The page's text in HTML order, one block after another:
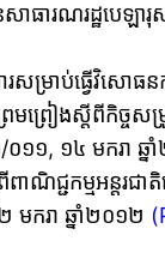
ៃសាធារណរដ្ឋបេ
ាប់ធ្វើវិសោធនកម្
ព្រៀងស្តីពីកិច្ចសម្
១១, ១៤ មករា ឆ្ន
ជ្ជកម្មអន្តរជា
ករា ឆ្នាំ២០១២